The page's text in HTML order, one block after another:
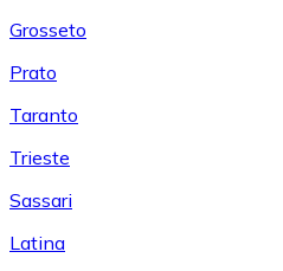
Grosseto
Prato
Taranto
Trieste
Sassari
Latina